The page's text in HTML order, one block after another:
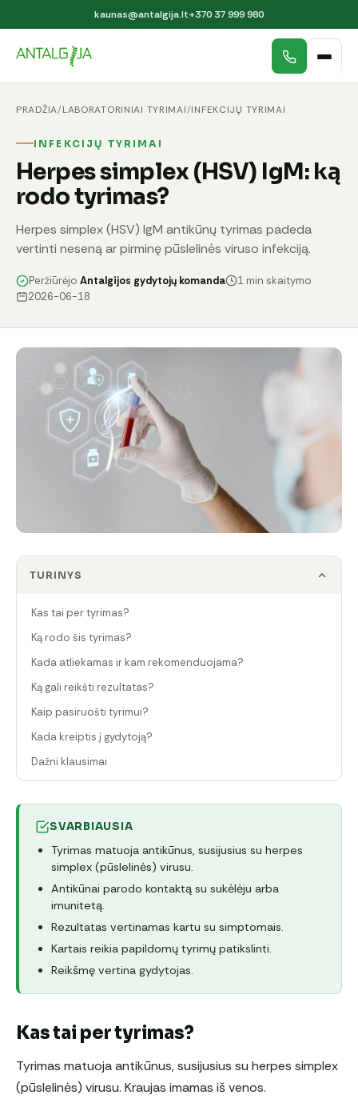
kaunas@antalgija.lt+370 37 999 980
PRADŽIA/LABORATORINIAI TYRIMAI/INFEKCIJŲ TYRIMAI
INFEKCIJŲ TYRIMAI
Herpes simplex (HSV) IgM: ką
rodo tyrimas?
Herpes simplex (HSV) IgM antikūnų tyrimas padeda
vertinti neseną ar pirminę pūslelinės viruso infekciją.
Peržiūrėjo Antalgijos gydytojų komanda
1 min skaitymo
2026-06-18
TURINYS
Kas tai per tyrimas?
Ką rodo šis tyrimas?
Kada atliekamas ir kam rekomenduojama?
Ką gali reikšti rezultatas?
Kaip pasiruošti tyrimui?
Kada kreiptis į gydytoją?
Dažni klausimai
SVARBIAUSIA
Tyrimas matuoja antikūnus, susijusius su herpes
simplex (pūslelinės) virusu.
Antikūnai parodo kontaktą su sukėlėju arba
imunitetą.
Rezultatas vertinamas kartu su simptomais.
Kartais reikia papildomų tyrimų patikslinti.
Reikšmę vertina gydytojas.
Kas tai per tyrimas?
Tyrimas matuoja antikūnus, susijusius su herpes simplex
(pūslelinės) virusu. Kraujas imamas iš venos.